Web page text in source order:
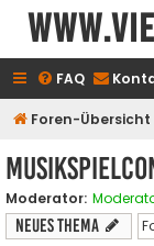
FAQ
Foren-Übersicht
Moderator:
Neues Thema